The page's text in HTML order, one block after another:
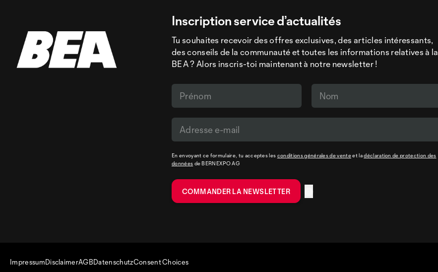
Inscription service d’actualités
Tu souhaites recevoir des offres exclusives, des articles intéressants,
des conseils de la communauté et toutes les informations relatives à la
BEA ? Alors inscris-toi maintenant à notre newsletter !
En envoyant ce formulaire, tu acceptes les conditions générales de venteet ladéclaration de protection des
données de BERNEXPO AG
ImpressumDisclaimerAGBDatenschutzConsent Choices